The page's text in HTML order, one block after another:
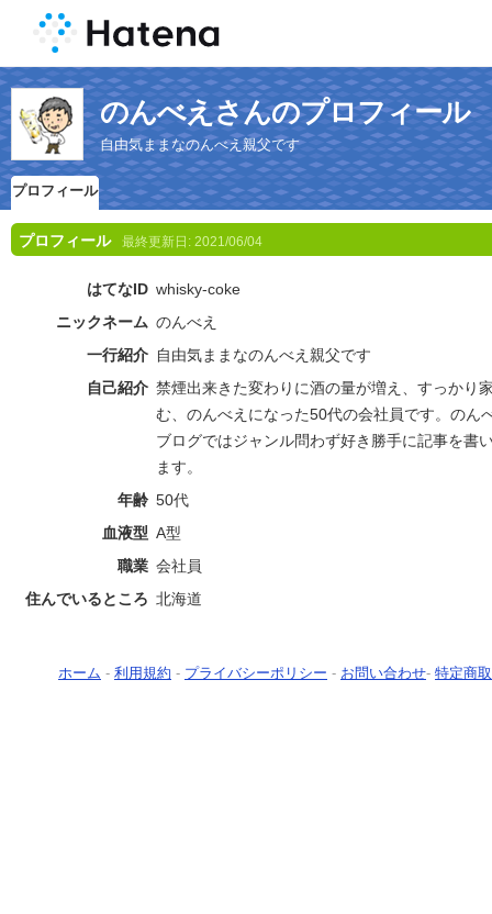
のんべえさんのプロフィール
自由気ままなのんべえ親父です
プロフィール
プロフィール 最終更新日: 2021/06/04
はてなID whisky-coke
ニックネーム のんべえ
一行紹介 自由気ままなのんべえ親父です
自己紹介 禁煙出来きた変わりに酒の量が増え、すっかり
む、のんべえになった50代の会社員です。のん
ブログではジャンル問わず好き勝手に記事を書
ます。
年齢 50代
血液型 A型
職業 会社員
住んでいるところ 北海道
ホーム - 利用規約 - プライバシーポリシー - お問い合わせ- 特定商